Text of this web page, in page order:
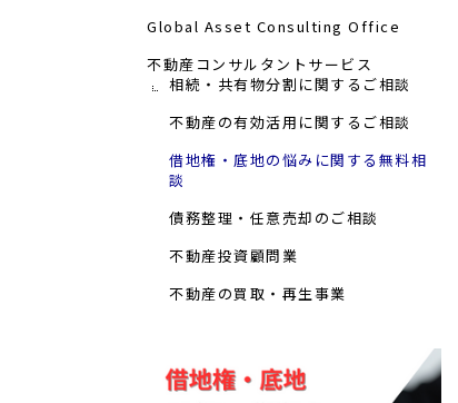
Global Asset Consulting Office
不動産コンサルタントサービス
相続・共有物分割に関するご相談
不動産の有効活用に関するご相談
借地権・底地の悩みに関する無料相
談
債務整理・任意売却のご相談
不動産投資顧問業
不動産の買取・再生事業